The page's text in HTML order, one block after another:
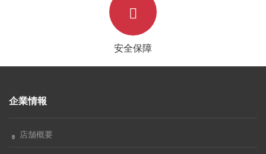
安全保障
企業情報
店舗概要